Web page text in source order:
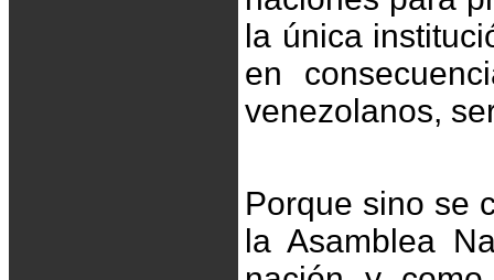
la única
en
venezolanos,
Porque sino se
la Asamblea